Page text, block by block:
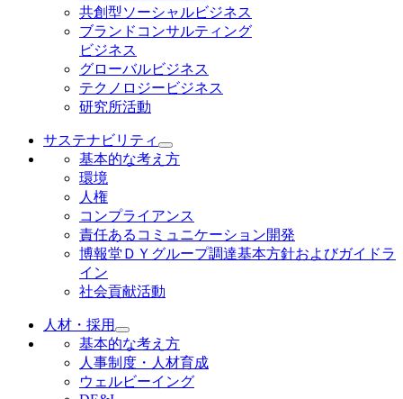
共創型ソーシャルビジネス
ブランドコンサルティング
ビジネス
グローバルビジネス
テクノロジービジネス
研究所活動
サステナビリティ
基本的な考え方
環境
人権
コンプライアンス
責任あるコミュニケーション開発
博報堂ＤＹグループ調達基本方針およびガイドラ
イン
社会貢献活動
人材・採用
基本的な考え方
人事制度・人材育成
ウェルビーイング